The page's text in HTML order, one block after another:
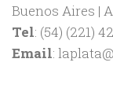
Buenos Aires |
Tel: (54) (221)
Email: